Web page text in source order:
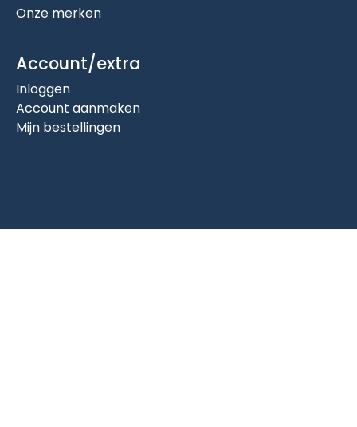
Onze merken
Account/extra
Inloggen
Account aanmaken
Mijn bestellingen